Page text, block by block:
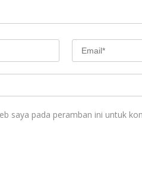
saya pada peramban ini untuk